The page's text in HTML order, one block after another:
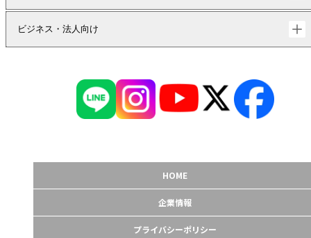
ビジネス・法人向け
HOME
企業情報
プライバシーポリシー